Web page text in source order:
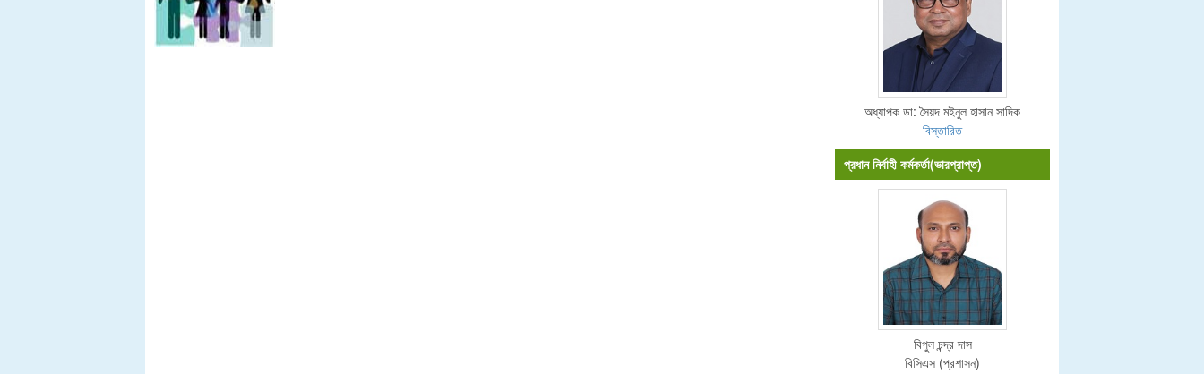
অধ্যাপক ডা: সৈয়দ মইনুল হাসান সাদিক
বিস্তারিত
প্রধান নির্বাহী কর্মকর্তা(ভারপ্রাপ্ত)
বিপুল চন্দ্র দাস
বিসিএস (প্রশাসন)